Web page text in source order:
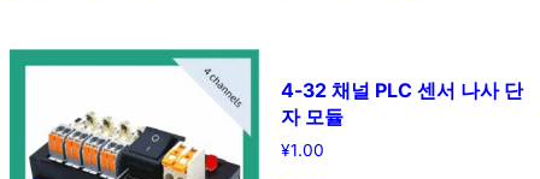
4-32 채널 PLC 센서 나사 단
자 모듈
¥1.00